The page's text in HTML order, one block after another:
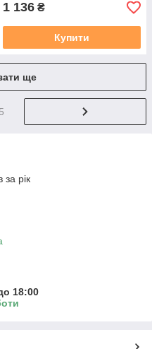
1 136 ₴
Купити
ще
за рік
18:00